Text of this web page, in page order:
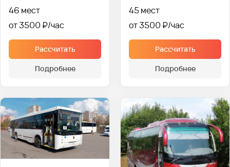
46 мест
от 3500 ₽
Рассчитать
Подробнее
45 мест
от 3500 ₽
Рассчитать
Подробнее